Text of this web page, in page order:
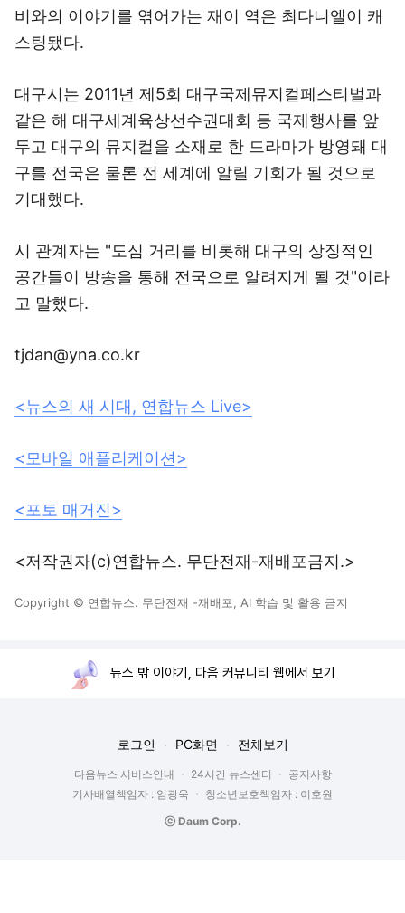
비와의 이야기를 엮어가는 재이 역은 최다니엘이 캐
스팅됐다.
대구시는 2011년 제5회 대구국제뮤지컬페스티벌과
같은 해 대구세계육상선수권대회 등 국제행사를 앞
두고 대구의 뮤지컬을 소재로 한 드라마가 방영돼 대
구를 전국은 물론 전 세계에 알릴 기회가 될 것으로
기대했다.
시 관계자는 "도심 거리를 비롯해 대구의 상징적인
공간들이 방송을 통해 전국으로 알려지게 될 것"이라
고 말했다.
tjdan@yna.co.kr
<뉴스의 새 시대, 연합뉴스 Live>
<모바일 애플리케이션>
<포토 매거진>
<저작권자(c)연합뉴스. 무단전재-재배포금지.>
Copyright © 연합뉴스. 무단전재 -재배포, AI 학습 및 활용 금지
뉴스 밖 이야기, 다음 커뮤니티 웹에서 보기
로그인 PC화면 전체보기
다음뉴스 서비스안내 24시간 뉴스센터
공지사항
기사배열책임자 : 임광욱
청소년보호책임자 : 이호원
ⓒ Daum Corp.